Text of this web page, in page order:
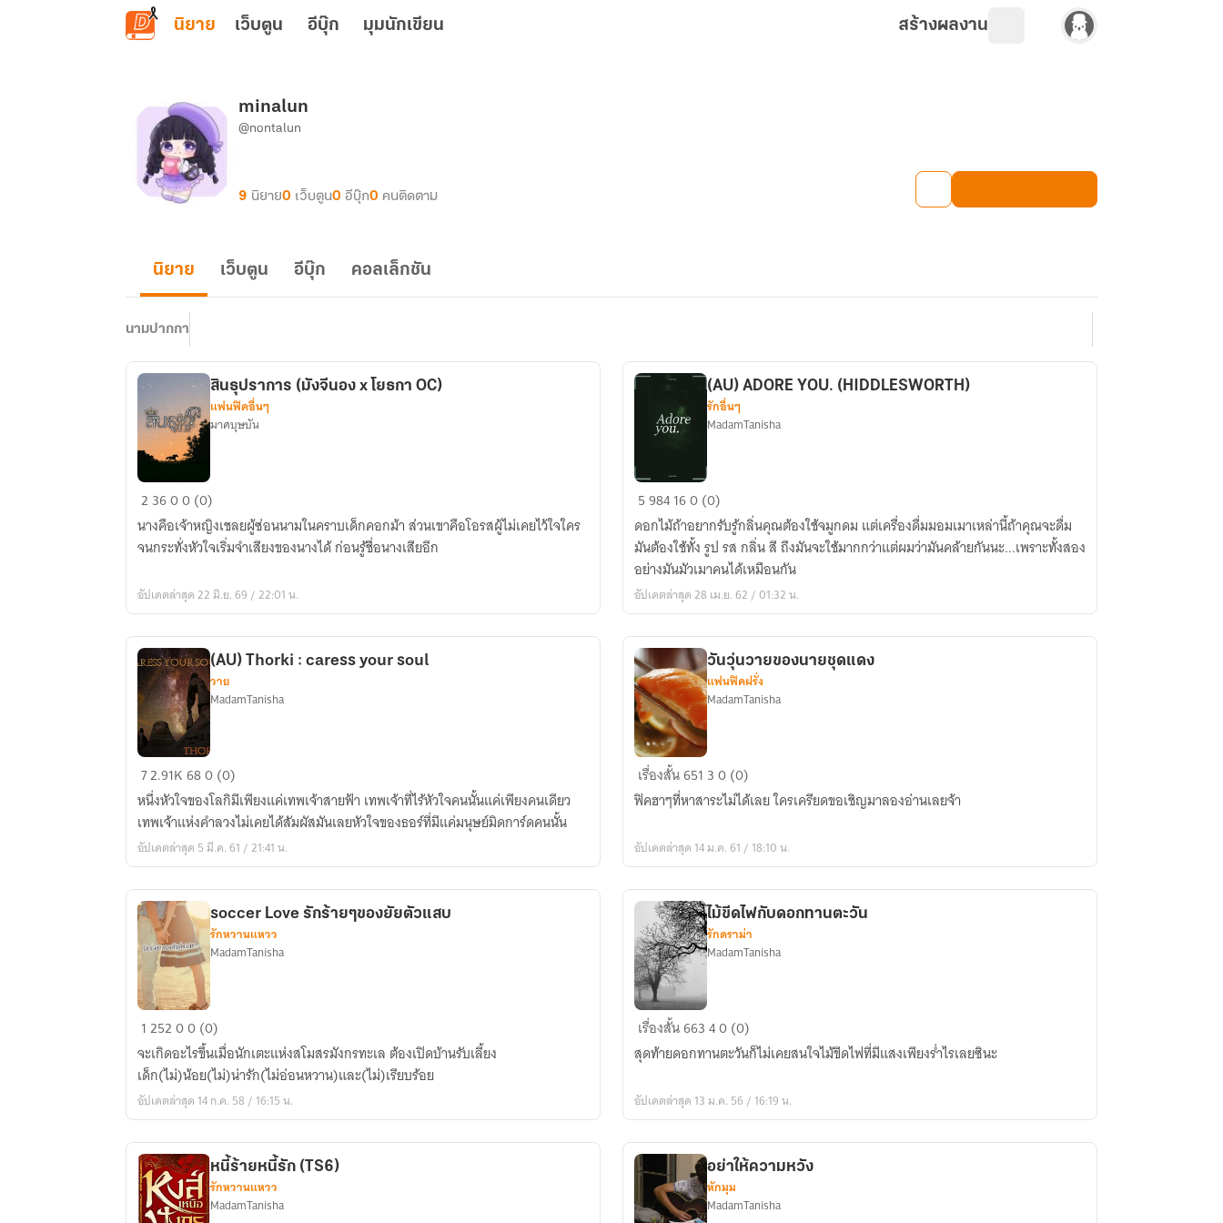
ข้ามไปยังเนื้อหาหลัก
นิยาย เว็บตูน อีบุ๊ก มุมนักเขียน สร้างผลงาน
minalun
@nontalun
9 นิยาย0 เว็บตูน0 อีบุ๊ก0 คนติดตาม
นิยาย เว็บตูน อีบุ๊ก คอลเล็กชัน
นามปากกา
สินธุ
ปราการ
(มัง
จีน
x
กา
OC)
สินธุปราการ (มังจีนอง x โยธกา OC)
แฟนฟิคอื่นๆ
มาศบุษบัน
2 3600 (0)
นางคือเจ้าหญิงเชลยผู้ซ่อนนามในคราบเด็กคอกม้า ส่วนเขาคือโอรสผู้ไม่เคยไว้ใจใคร
จนกระทั่งหัวใจเริ่มจำเสียงของนางได้ ก่อนรู้ชื่อนางเสียอีก
อัปเดตล่าสุด 22 มิ.ย. 69 / 22:01 น.
(AU)
ADORE
YOU.
(HIDDLESWORTH)
(AU) ADORE YOU. (HIDDLESWORTH)
รักอื่นๆ
MadamTanisha
5984160 (0)
ดอกไม้ถ้าอยากรับรู้กลิ่นคุณต้องใช้จมูกดม แต่เครื่องดื่มมอมเมาเหล่านี้ถ้าคุณจะดื่ม
มันต้องใช้ทั้ง รูป รส กลิ่น สี ถึงมันจะใช้มากกว่าแต่ผมว่ามันคล้ายกันนะ...เพราะทั้งสอง
อย่างมันมัวเมาคนได้เหมือนกัน
อัปเดตล่าสุด 28 เม.ย. 62 / 01:32 น.
(AU)
Thorki
:
caress
your
(AU) Thorki : caress your soul
วาย
MadamTanisha
72.91K680 (0)
หนึ่งหัวใจของโลกิมีเพียงแค่เทพเจ้าสายฟ้า เทพเจ้าที่ไร้หัวใจคนนั้นแค่เพียงคนเดียว
เทพเจ้าแห่งคำลวงไม่เคยได้สัมผัสมันเลยหัวใจของธอร์ที่มีแค่มนุษย์มิดการ์ดคนนั้น
อัปเดตล่าสุด 5 มี.ค. 61 / 21:41 น.
วัน
วุ่นวาย
ของ
ชุด
วันวุ่นวายของนายชุดแดง
แฟนฟิคฝรั่ง
MadamTanisha
เรื่องสั้น651 30 (0)
ฟิคฮาๆที่หาสาระไม่ได้เลย ใครเครียดขอเชิญมาลองอ่านเลยจ้า
อัปเดตล่าสุด 14 ม.ค. 61 / 18:10 น.
soccer
Love
รัก
ร้ายๆ
ของ
ตัว
แสบ
soccer Love รักร้ายๆของยัยตัวแสบ
รักหวานแหวว
MadamTanisha
125200 (0)
จะเกิดอะไรขึ้นเมื่อนักเตะแห่งสโมสรมังกรทะเล ต้องเปิดบ้านรับเลี้ยง
เด็ก(ไม่)น้อย(ไม่)น่ารัก(ไม่อ่อนหวาน)และ(ไม่)เรียบร้อย
อัปเดตล่าสุด 14 ก.ค. 58 / 16:15 น.
ไม้
ไฟ
ดอก
ไม้ขีดไฟกับดอกทานตะวัน
รักดราม่า
MadamTanisha
เรื่องสั้น66340 (0)
สุดท้ายดอกทานตะวันก็ไม่เคยสนใจไม้ขีดไฟที่มีแสงเพียงร่ำไรเลยซินะ
อัปเดตล่าสุด 13 ม.ค. 56 / 16:19 น.
หนี้ร้ายหนี้รัก (TS6)
รักหวานแหวว
MadamTanisha
อย่าให้ความหวัง
หักมุม
MadamTanisha